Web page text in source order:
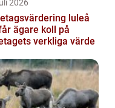
2026
luleå
ägare koll på
verkliga värde